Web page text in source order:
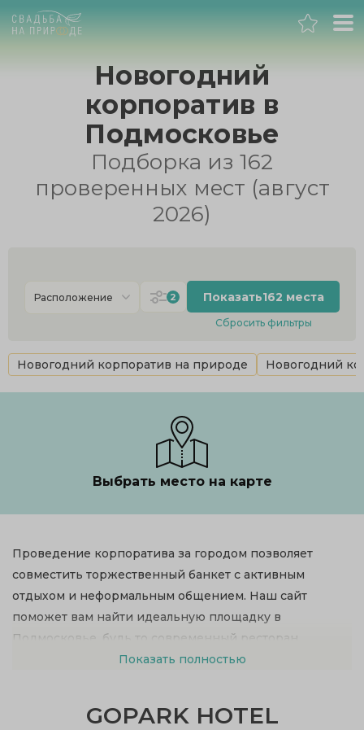
День рождения
Новогодний
корпоратив в
Подмосковье
Подборка из 162
проверенных мест (август
2026)
Расположение 2 Показать162 места
Сбросить фильтры
Новогодний корпоратив на природе Новогодний
Выбрать место на карте
Проведение корпоратива за городом позволяет
совместить торжественный банкет с активным
отдыхом и неформальным общением. Наш сайт
поможет вам найти идеальную площадку в
Подмосковье, будь то современный ресторан,
загородный клуб или коттедж.
Показать полностью
GOPARK HOTEL